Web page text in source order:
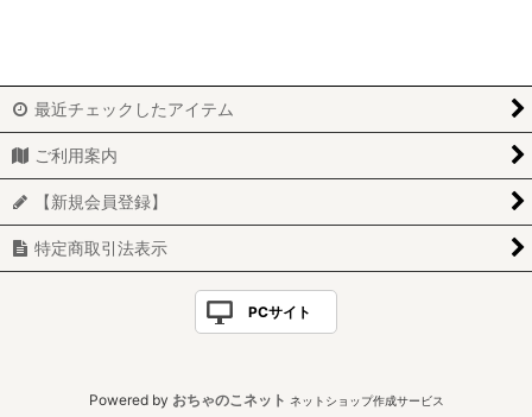
「ボントーノ」レザー
「ゴースト」レザー
「ワックス」レザー
最近チェックしたアイテム
ご利用案内
【新規会員登録】
特定商取引法表示
PCサイト
Powered by おちゃのこネット ネットショップ作成サービス